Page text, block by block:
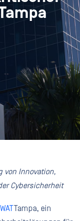
von Innovation,
Cybersicherheit
Tampa, ein